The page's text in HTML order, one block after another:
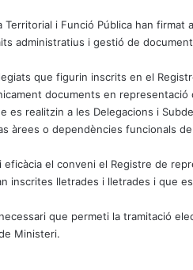
Territorial i Funció Pública han firmat
administratius i gestió de
que figurin inscrits en el
documents en representació
es realitzin a les Delegacions i
àrees o dependències funcionals
el conveni el Registre de
inscrites lletrades i lletrades i que
que permeti la tramitació
Ministeri.